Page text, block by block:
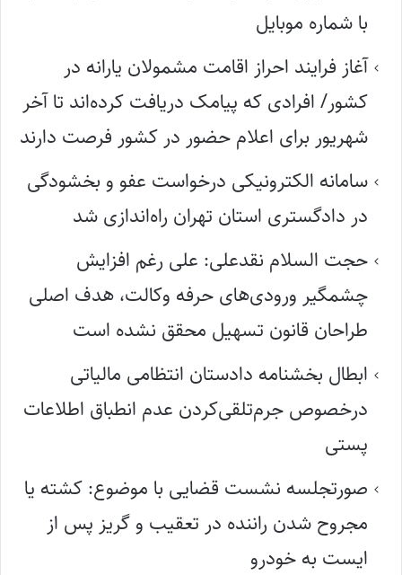
با شماره موبایل
آغاز فرایند احراز اقامت مشمولان یارانه در
کشور/ افرادی که پیامک دریافت کرده‌اند تا آخر
شهریور برای اعلام حضور در کشور فرصت دارند
سامانه الکترونیکی درخواست عفو و بخشودگی
در دادگستری استان تهران راه‌اندازی شد
حجت السلام نقدعلی: علی رغم افزایش
چشمگیر ورودی‌های حرفه وکالت، هدف اصلی
طراحان قانون تسهیل محقق نشده است
ابطال بخشنامه دادستان انتظامی مالیاتی
درخصوص جرم‌تلقی‌کردن عدم انطباق اطلاعات
پستی
صورتجلسه نشست قضایی با موضوع: کشته یا
مجروح شدن راننده در تعقیب و گریز پس از
ایست به خودرو